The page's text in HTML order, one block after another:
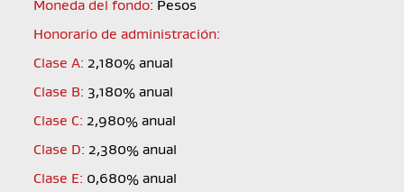
Moneda del fondo: Pesos
Honorario de administración:
Clase A: 2,180% anual
Clase B: 3,180% anual
Clase C: 2,980% anual
Clase D: 2,380% anual
Clase E: 0,680% anual